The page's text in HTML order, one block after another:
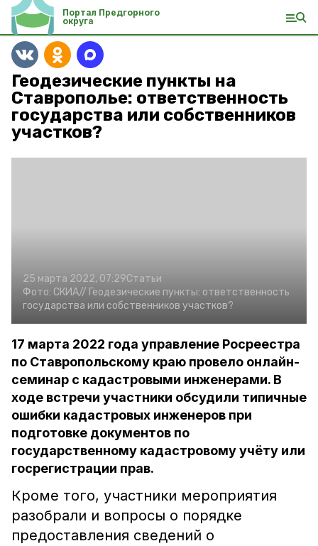
Портал Предгорного
округа
Геодезические пункты на
Ставрополье: ответственность
государства или собственников
участков?
25 марта 2022, 07:29Статьи
Фото: СКИА// Геодезические пункты: ответственность
государства или собственников участков?
17 марта 2022 года управление Росреестра
по Ставропольскому краю провело онлайн-
семинар с кадастровыми инженерами. В
ходе встречи участники обсудили типичные
ошибки кадастровых инженеров при
подготовке документов по
государственному кадастровому учёту или
госрегистрации прав.
Кроме того, участники мероприятия
разобрали и вопросы о порядке
предоставления сведений о